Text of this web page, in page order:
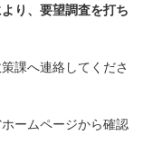
り、要望調査を打ち
課へ連絡してくださ
ームページから確認